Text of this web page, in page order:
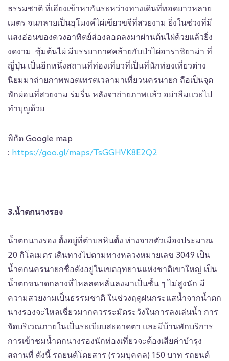
ธรรมชาติ ที่เอียงเข้าหากันระหว่างทางเดินที่ทอดยาวหลาย
เมตร จนกลายเป็นอุโมงค์ไผ่เขียวขจีที่สวยงาม ยิ่งในช่วงที่มี
แสงอ่อนของดวงอาทิตย์ส่องลอดลงมาผ่านต้นไผ่ด้วยแล้วยิ่ง
งดงาม ซุ้มต้นไผ่ มีบรรยากาศคล้ายกับป่าไผ่อาราชิยาม่า ที่
ญี่ปุ่น เป็นอีกหนึ่งสถานที่ท่องเที่ยวที่เป็นที่นักท่องเที่ยวต่าง
นิยมมาถ่ายภาพพอตเทรตเวลามาเที่ยวนครนายก ถือเป็นจุด
พักผ่อนที่สวยงาม ร่มรื่น หลังจาถ่ายภาพแล้ว อย่าลืมแวะไป
ทำบุญด้วย
พิกัด Google map
: https://goo.gl/maps/TsGGHVK8E2Q2
3.น้ำตกนางรอง
น้ำตกนางรอง ตั้งอยู่ที่ตำบลหินตั้ง ห่างจากตัวเมืองประมาณ
20 กิโลเมตร เดินทางไปตามทางหลวงหมายเลข 3049 เป็น
น้ำตกนครนายกชื่อดังอยู่ในเขตอุทยานแห่งชาติเขาใหญ่ เป็น
น้ำตกขนาดกลางที่ไหลลดหลั่นลงมาเป็นชั้น ๆ ไม่สูงนัก มี
ความสวยงามเป็นธรรมชาติ ในช่วงฤดูฝนกระแสน้ำจากน้ำตก
นางรองจะไหลเชี่ยวมากควรระมัดระวังในการลงเล่นน้ำ การ
จัดบริเวณภายในเป็นระเบียบสะอาดตา และมีบ้านพักบริการ
การเข้าชมน้ำตกนางรองนักท่องเที่ยวจะต้องเสียค่าบำรุง
สถานที่ ดังนี้ รถยนต์โดยสาร (รวมบุคคล) 150 บาท รถยนต์